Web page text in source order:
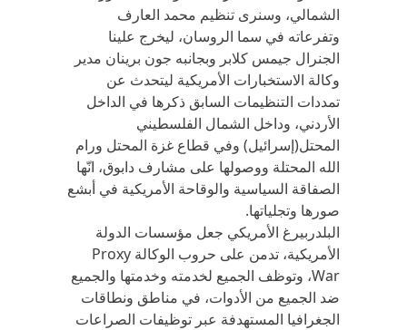
الشمالي، وسنرى تنظيم محمد العارف
وتفرعاته في سما الروسان، ليخرج علينا
الجنرال جيمس كلابر وبجانبه جون برينان مدير
وكالة الاستخبارات الأمريكية ليتحدث عن
تمددات التنظيمات السابق ذكرها في الداخل
الأردني، وداخل الشمال الفلسطيني
المحتل(إسرائيل) وفي قطاع غزة المحتل ورام
الله المحتلة ووصولها على مشارف دابوق، انّها
الصفاقة السياسية والوقاحة الأمريكية في أبشع
صورها وتجلياتها.
البلدربيرغ الأمريكي جعل مؤسسات الدولة
الأمريكية، تدمن على حروب الوكالة Proxy
War، وتوظف الجميع لخدمته وخدمتها والجميع
ضد الجميع من الأدوات، في مناطق ونطاقات
الجغرافيا المستهدفة عبر توظيفات الصراعات